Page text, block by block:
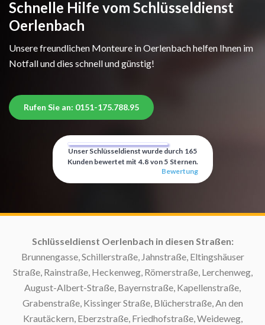
Schnelle Hilfe vom Schlüsseldienst
Oerlenbach
Unsere freundlichen Monteure in Oerlenbach helfen Ihnen im
Notfall und dies schnell und günstig!
Rufen Sie an: 0151-175.788.95
Unser Schlüsseldienst wurde durch 165
Kunden bewertet mit 4.8 von 5 Sternen.
Bewertung
Schlüsseldienst Oerlenbach in diesen Straßen:
Brunnengasse, Schillerstraße, Jahnstraße, Eltingshäuser
Straße, Rainstraße, Heckenweg, Römerstraße, Lerchenweg,
August-Albert-Straße, Bayernstraße, Kapellenstraße,
Grabenstraße, Kissinger Straße, Blücherstraße, An den
Krautäckern, Eberzstraße, Friedhofstraße, Weideweg,